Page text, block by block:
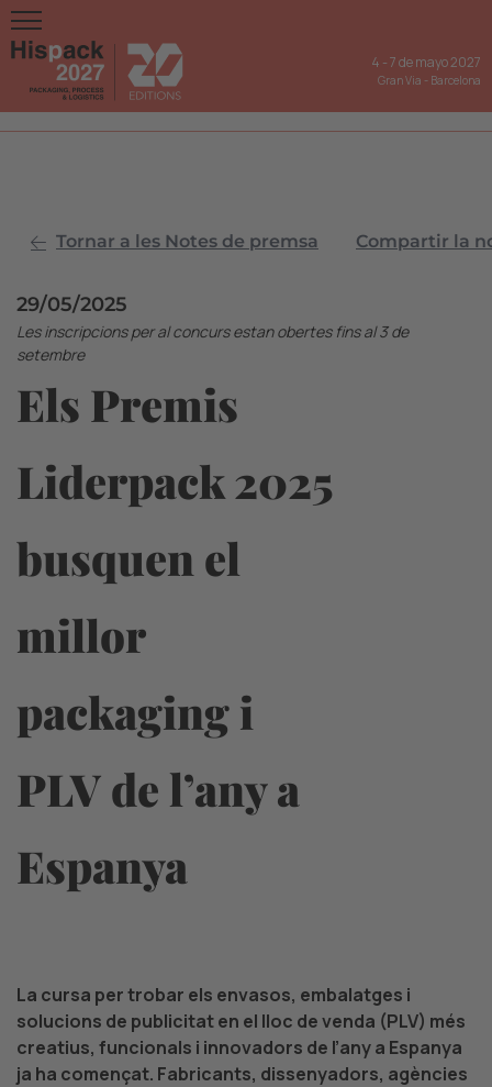
4 -7 de mayo 2027
Gran Via - Barcelona
Tornar a les Notes de premsa Compartir la
29/05/2025
Les inscripcions per al concurs estan obertes fins al 3 de
setembre
Els Premis
Liderpack 2025
busquen el
millor
packaging i
PLV de l’any a
Espanya
La cursa per trobar els envasos, embalatges i
solucions de publicitat en el lloc de venda (PLV) més
creatius, funcionals i innovadors de l’any a Espanya
ja ha començat. Fabricants, dissenyadors, agències